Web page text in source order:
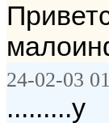
24-02-03